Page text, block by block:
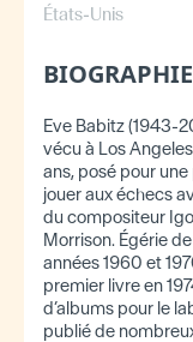
États-Unis
BIOGRAPHIE
Eve Babitz (1943-
vécu à Los
ans, posé pour
jouer aux échecs
du compositeur
Morrison. Égérie
années 1960 et
premier livre en
d’albums pour le
publié de